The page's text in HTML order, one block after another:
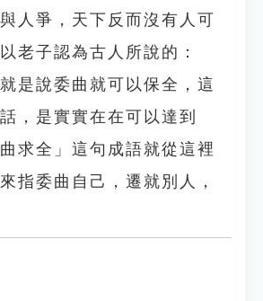
人爭，天下反而沒有人可
老子認為古人所說的：
是說委曲就可以保全，這
，是實實在在可以達到
求全」這句成語就從這裡
指委曲自己，遷就別人，